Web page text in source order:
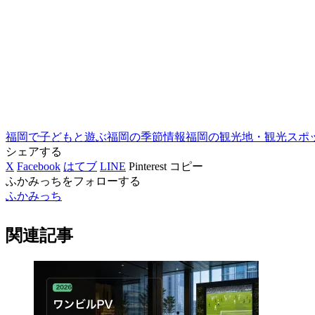
福岡で子どもと遊ぶ福岡の季節情報福岡の観光地・観光スポ
シェアする
X Facebook はてブ LINE Pinterest コピー
ふかみっちをフォローする
ふかみっち
関連記事